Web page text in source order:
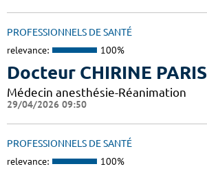
PROFESSIONNELS DE SANTÉ
relevance: 100%
Docteur CHIRINE PARIS
Médecin anesthésie-Réanimation
29/04/2026 09:50
PROFESSIONNELS DE SANTÉ
relevance: 100%